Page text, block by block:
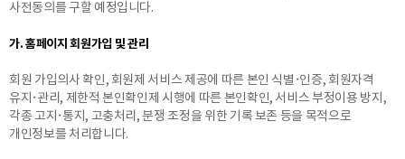
사전동의를 구할 예정입니다.
가. 홈페이지 회원가입 및 관리
회원 가입의사 확인, 회원제 서비스 제공에 따른 본인 식별·인증, 회원자격
유지·관리, 제한적 본인확인제 시행에 따른 본인확인, 서비스 부정이용 방지,
각종 고지·통지, 고충처리, 분쟁 조정을 위한 기록 보존 등을 목적으로
개인정보를 처리합니다.